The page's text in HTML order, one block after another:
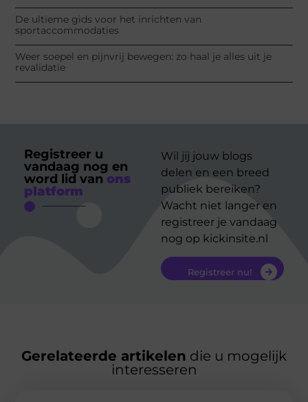
De ultieme gids voor het inrichten van
sportaccommodaties
Weer soepel en pijnvrij bewegen: zo haal je alles uit je
revalidatie
Registreer u
vandaag nog en
word lid van ons
platform
Wil jij jouw blogs
delen en een breed
publiek bereiken?
Wacht niet langer en
registreer je vandaag
nog op kickinsite.nl
Registreer nu!
Gerelateerde artikelen die u mogelijk
interesseren